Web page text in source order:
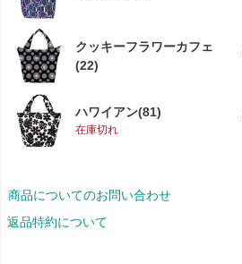
クッキーフラワーカフェ
(22)
ハワイアン(81)
在庫切れ
商品についてのお問い合わせ
返品特約について